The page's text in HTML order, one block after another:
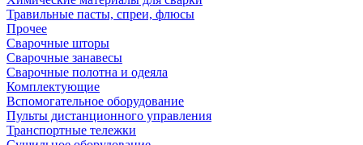
Травильные пасты, спреи, флюсы
Прочее
Сварочные шторы
Сварочные занавесы
Сварочные полотна и одеяла
Комплектующие
Вспомогательное оборудование
Пульты дистанционного управления
Транспортные тележки